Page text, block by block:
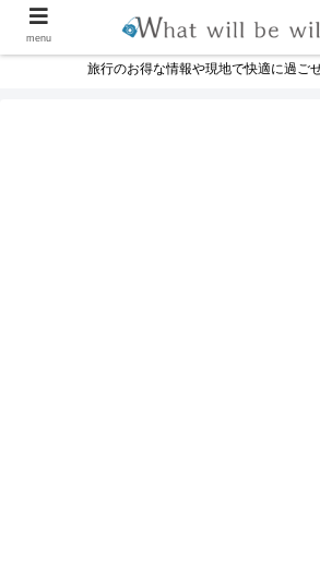
旅行のお得な情報や現地で快適に過ご
menu